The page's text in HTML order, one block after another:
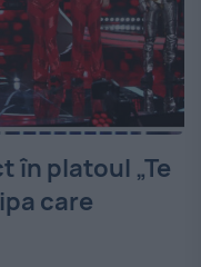
în platoul „Te
care